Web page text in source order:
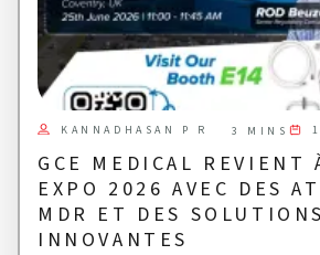
GCE MEDICAL REVIENT
EXPO 2026 AVEC DES
MDR ET DES SOLUTIONS
INNOVANTES
KANNADHASAN P R 3 MINS